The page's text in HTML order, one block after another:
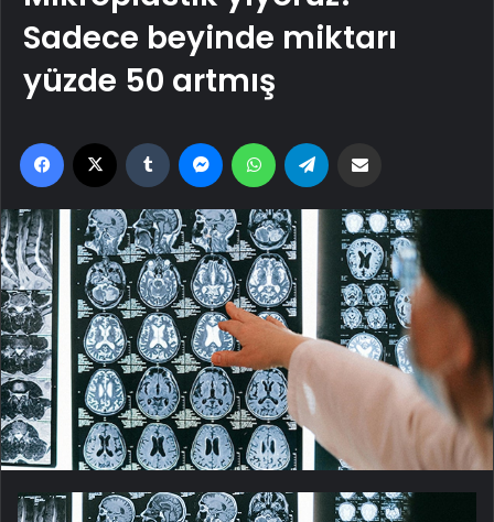
Sadece beyinde miktarı
yüzde 50 artmış
Facebook Tumblr MessengerWhatsApp